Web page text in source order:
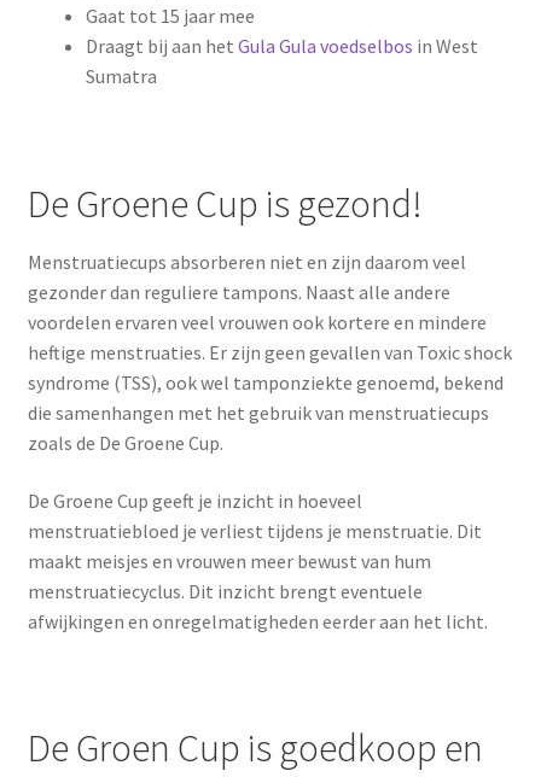
Gaat tot 15 jaar mee
Draagt bij aan het Gula Gula voedselbos in West
Sumatra
De Groene Cup is gezond!
Menstruatiecups absorberen niet en zijn daarom veel
gezonder dan reguliere tampons. Naast alle andere
voordelen ervaren veel vrouwen ook kortere en mindere
heftige menstruaties. Er zijn geen gevallen van Toxic shock
syndrome (TSS), ook wel tamponziekte genoemd, bekend
die samenhangen met het gebruik van menstruatiecups
zoals de De Groene Cup.
De Groene Cup geeft je inzicht in hoeveel
menstruatiebloed je verliest tijdens je menstruatie. Dit
maakt meisjes en vrouwen meer bewust van hum
menstruatiecyclus. Dit inzicht brengt eventuele
afwijkingen en onregelmatigheden eerder aan het licht.
De Groen Cup is goedkoop en